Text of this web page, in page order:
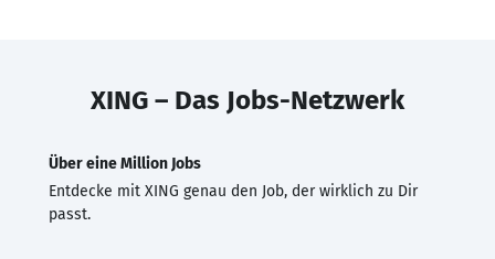
XING – Das Jobs-Netzwerk
Über eine Million Jobs
Entdecke mit XING genau den Job, der wirklich zu Dir
passt.